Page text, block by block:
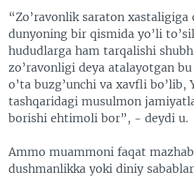
“Zo’ravonlik saraton xastaligiga
dunyoning bir qismida yo’li
hududlarga ham tarqalishi
zo’ravonligi deya atalayotgan
o’ta buzg’unchi va xavfli bo’lib,
tashqaridagi musulmon
borishi ehtimoli bor”, - deydi u.
Ammo muammoni faqat
dushmanlikka yoki diniy